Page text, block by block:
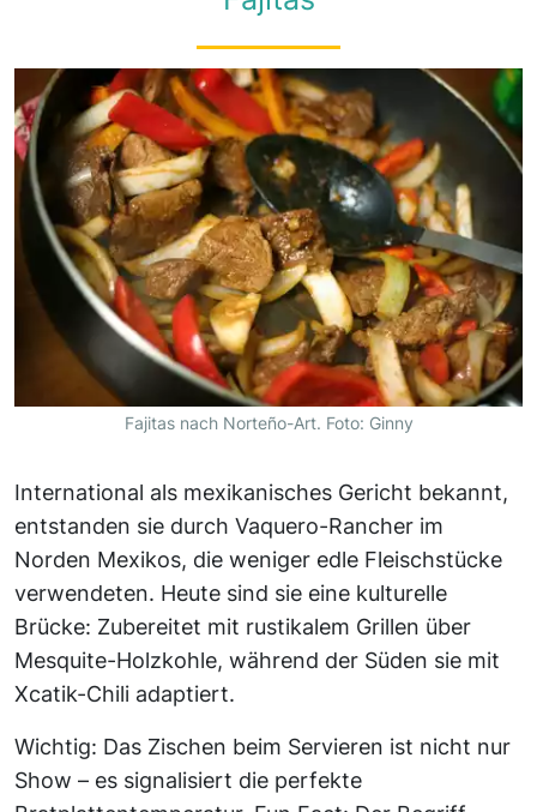
Fajitas nach Norteño-Art. Foto: Ginny
International als mexikanisches Gericht bekannt,
entstanden sie durch Vaquero-Rancher im
Norden Mexikos, die weniger edle Fleischstücke
verwendeten. Heute sind sie eine kulturelle
Brücke: Zubereitet mit rustikalem Grillen über
Mesquite-Holzkohle, während der Süden sie mit
Xcatik-Chili adaptiert.
Wichtig: Das Zischen beim Servieren ist nicht nur
Show – es signalisiert die perfekte